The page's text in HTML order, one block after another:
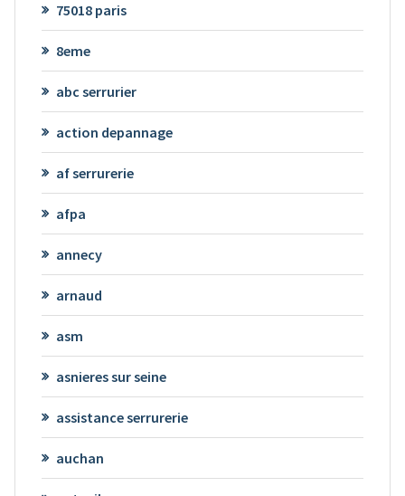
75018 paris
8eme
abc serrurier
action depannage
af serrurerie
afpa
annecy
arnaud
asm
asnieres sur seine
assistance serrurerie
auchan